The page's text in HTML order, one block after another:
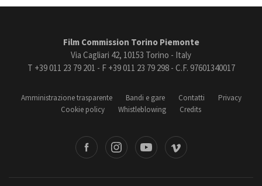
Film Commission Torino Piemonte
Via Cagliari 42, 10153 Torino - Italy
T +39 011 23 79 201 - F +39 011 23 79 298 - C.F. 97601340017
Amministrazione trasparente Bandi e gare Contatti
Privacy
Cookie policy
Whistleblowing Credits
Vimeo